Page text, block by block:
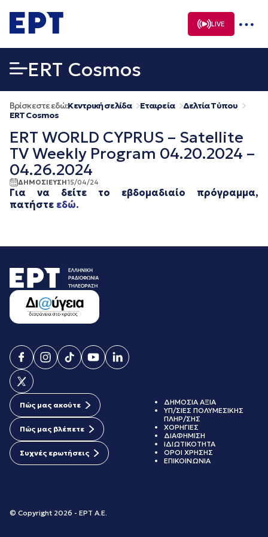
σε
περιεχόμενο
LIVE
ERT Cosmos
Βρίσκεστε εδώ:Κεντρική σελίδα Εταιρεία
Δελτία Τύπου
ERT Cosmos
ERT WORLD CYPRUS – Satellite
TV Weekly Program 04.20.2024 –
04.26.2024
ΔΗΜΟΣΙΕΥΣΗ15/04/24
Για να δείτε το εβδομαδιαίο πρόγραμμα,
πατήστε εδώ.
Πώς μας ακούτε
Πώς μας βλέπετε
Συχνές ερωτήσεις
© Copyright 2026 - ΕΡΤ Α.Ε.
ΔΗΜΟΣΙΑ ΑΞΙΑ
ΥΠ/ΣΙΕΣ ΠΟΛΥΜΕΣΙΚΗΣ
ΠΛΗΡ/ΣΗΣ
ΧΟΡΗΓΙΕΣ
ΔΙΑΦΗΜΙΣΗ
ΙΔΙΩΤΙΚΟΤΗΤΑ
ΟΡΟΙ ΧΡΗΣΗΣ
ΕΠΙΚΟΙΝΩΝΙΑ